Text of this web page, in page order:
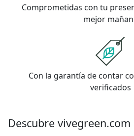
Comprometidas con tu
mejor
Con la garantía de contar
verificados
Descubre vivegreen.com